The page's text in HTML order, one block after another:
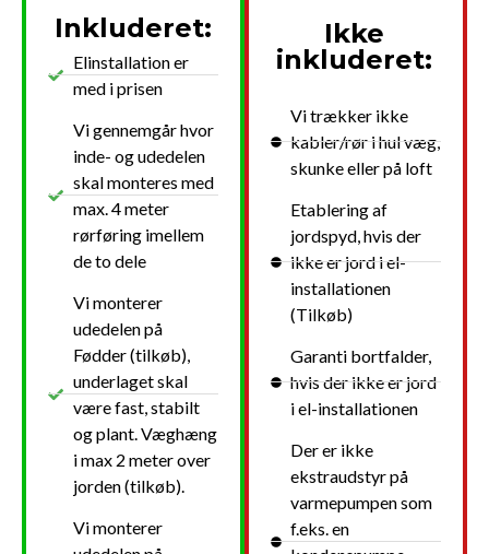
Inkluderet:
Elinstallation er
med i prisen
Vi gennemgår hvor
inde- og udedelen
skal monteres med
max. 4 meter
rørføring imellem
de to dele
Vi monterer
udedelen på
Fødder (tilkøb),
underlaget skal
være fast, stabilt
og plant. Væghæng
i max 2 meter over
jorden (tilkøb).
Vi monterer
Ikke
inkluderet:
Vi trækker ikke
kabler/rør i hul væg,
skunke eller på loft
Etablering af
jordspyd, hvis der
ikke er jord i el-
installationen
(Tilkøb)
Garanti bortfalder,
hvis der ikke er jord
i el-installationen
Der er ikke
ekstraudstyr på
varmepumpen som
f.eks. en